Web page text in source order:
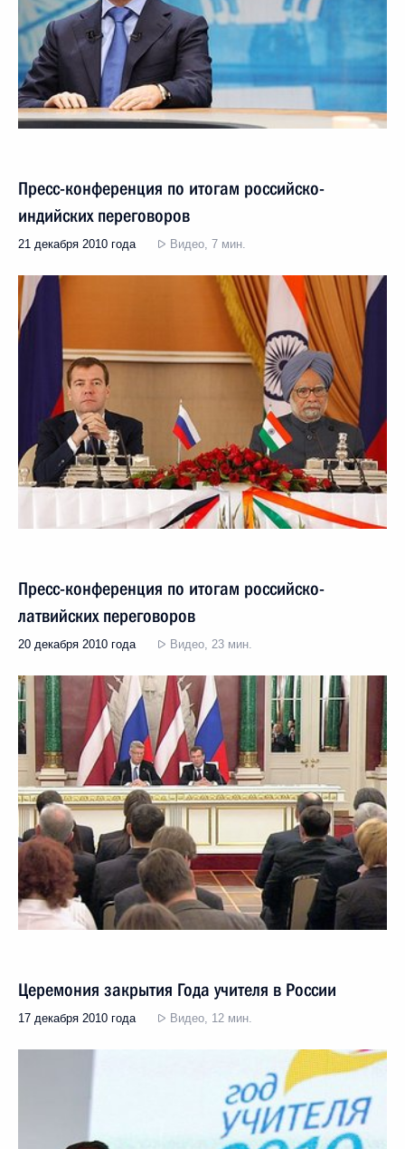
Пресс-конференция по итогам российско-
индийских переговоров
21 декабря 2010 года Видео, 7 мин.
Пресс-конференция по итогам российско-
латвийских переговоров
20 декабря 2010 года Видео, 23 мин.
Церемония закрытия Года учителя в России
17 декабря 2010 года Видео, 12 мин.